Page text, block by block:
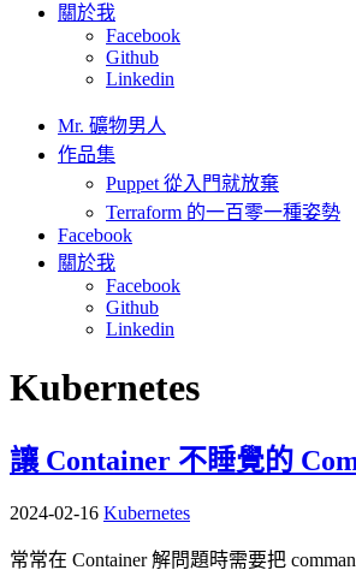
關於我
Facebook
Github
Linkedin
Mr. 礦物男人
作品集
Puppet 從入門就放棄
Terraform 的一百零一種姿勢
Facebook
關於我
Facebook
Github
Linkedin
Kubernetes
讓 Container 不睡覺的
2024-02-16 Kubernetes
常常在 Container 解問題時需要把